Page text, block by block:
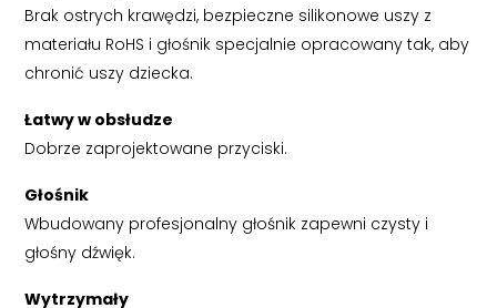
Brak ostrych krawędzi, bezpieczne silikonowe uszy z
materiału RoHS i głośnik specjalnie opracowany tak, aby
chronić uszy dziecka.
Łatwy w obsłudze
Dobrze zaprojektowane przyciski.
Głośnik
Wbudowany profesjonalny głośnik zapewni czysty i
głośny dźwięk.
Wytrzymały